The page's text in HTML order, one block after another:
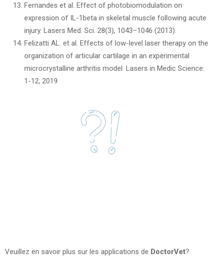
Fernandes et al. Effect of photobiomodulation on
expression of IL-1beta in skeletal muscle following acute
injury. Lasers Med. Sci. 28(3), 1043–1046 (2013).
Felizatti AL. et al. Effects of low-level laser therapy on the
organization of articular cartilage in an experimental
microcrystalline arthritis model. Lasers in Medic Science:
1-12, 2019
Veuillez en savoir plus sur les applications de DoctorVet?